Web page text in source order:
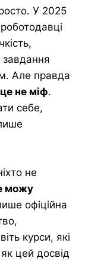
У 2025
завдання
Але правда
не міф.
себе,
не
можу
офіційна
курси, які
цей досвід